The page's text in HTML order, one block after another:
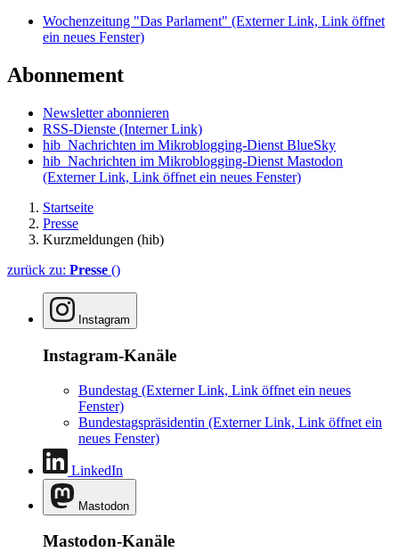
Wochenzeitung "Das Parlament" (Externer Link, Link öffnet
ein neues Fenster)
Abonnement
Newsletter abonnieren
RSS-Dienste (Interner Link)
hib_Nachrichten im Mikroblogging-Dienst BlueSky
hib_Nachrichten im Mikroblogging-Dienst Mastodon
(Externer Link, Link öffnet ein neues Fenster)
Startseite
Presse
Kurzmeldungen (hib)
zurück zu: Presse ()
Instagram
Instagram-Kanäle
Bundestag (Externer Link, Link öffnet ein neues
Fenster)
Bundestagspräsidentin (Externer Link, Link öffnet ein
neues Fenster)
LinkedIn
Mastodon
Mastodon-Kanäle